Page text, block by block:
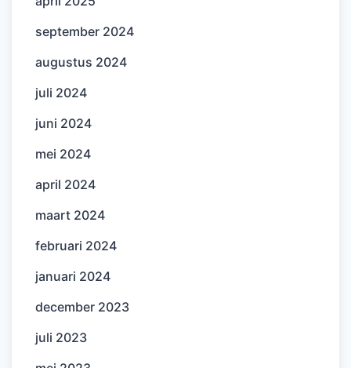
september 2024
augustus 2024
juli 2024
juni 2024
mei 2024
april 2024
maart 2024
februari 2024
januari 2024
december 2023
juli 2023